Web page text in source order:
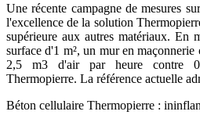
Une récente campagne de mesures
l'excellence de la solution
supérieure aux autres matériaux. En
surface d'1 m², un mur en maçonnerie
2,5 m3 d'air par heure contre
Thermopierre. La référence actuelle
Béton cellulaire Thermopierre :